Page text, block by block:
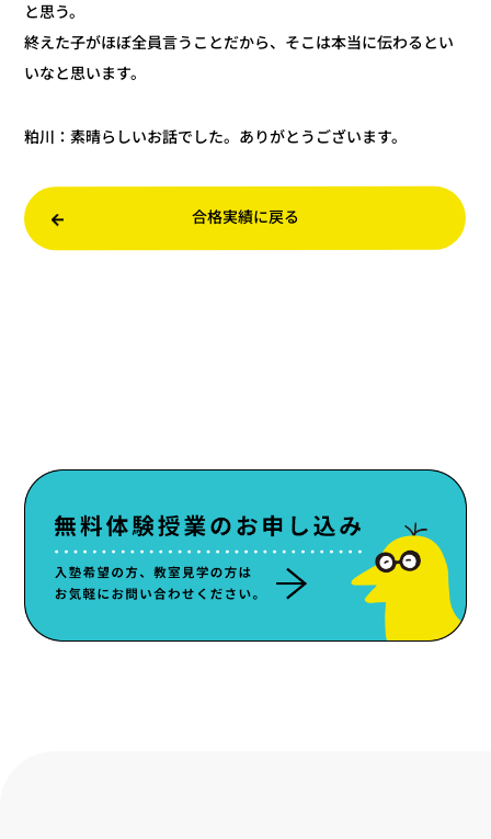
と思う。
終えた子がほぼ全員言うことだから、そこは本当に伝わるとい
いなと思います。
粕川 ：素晴らしいお話でした。ありがとうございます。
合格実績に戻る